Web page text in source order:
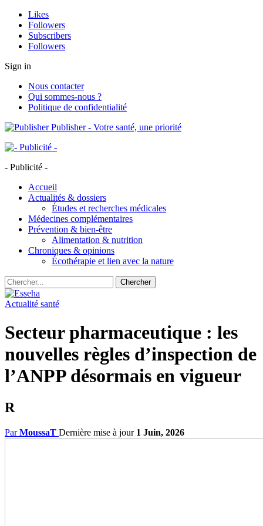
Likes
Followers
Subscribers
Followers
Sign in
Nous contacter
Qui sommes-nous ?
Politique de confidentialité
Publisher - Votre santé, une priorité
- Publicité -
Accueil
Actualités & dossiers
Études et recherches médicales
Médecines complémentaires
Prévention & bien-être
Alimentation & nutrition
Chroniques & opinions
Écothérapie et lien avec la nature
Actualité santé
Secteur pharmaceutique : les
nouvelles règles d’inspection de
l’ANPP désormais en vigueur
R
ParMoussaT Dernière mise à jour 1 Juin, 2026